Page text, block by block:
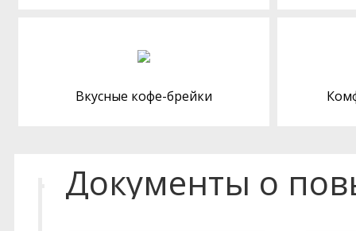
Вкусные кофе-брейки
Документы о